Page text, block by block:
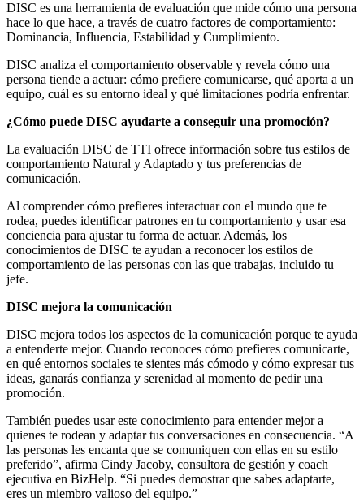
DISC es una herramienta de evaluación que mide cómo una persona
hace lo que hace, a través de cuatro factores de comportamiento:
Dominancia, Influencia, Estabilidad y Cumplimiento.
DISC analiza el comportamiento observable y revela cómo una
persona tiende a actuar: cómo prefiere comunicarse, qué aporta a un
equipo, cuál es su entorno ideal y qué limitaciones podría enfrentar.
¿Cómo puede DISC ayudarte a conseguir una promoción?
La evaluación DISC de TTI ofrece información sobre tus estilos de
comportamiento Natural y Adaptado y tus preferencias de
comunicación.
Al comprender cómo prefieres interactuar con el mundo que te
rodea, puedes identificar patrones en tu comportamiento y usar esa
conciencia para ajustar tu forma de actuar. Además, los
conocimientos de DISC te ayudan a reconocer los estilos de
comportamiento de las personas con las que trabajas, incluido tu
jefe.
DISC mejora la comunicación
DISC mejora todos los aspectos de la comunicación porque te ayuda
a entenderte mejor. Cuando reconoces cómo prefieres comunicarte,
en qué entornos sociales te sientes más cómodo y cómo expresar tus
ideas, ganarás confianza y serenidad al momento de pedir una
promoción.
También puedes usar este conocimiento para entender mejor a
quienes te rodean y adaptar tus conversaciones en consecuencia. “A
las personas les encanta que se comuniquen con ellas en su estilo
preferido”, afirma Cindy Jacoby, consultora de gestión y coach
ejecutiva en BizHelp. “Si puedes demostrar que sabes adaptarte,
eres un miembro valioso del equipo.”